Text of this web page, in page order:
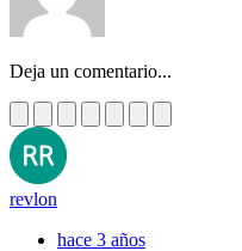
Deja un comentario...
revlon
hace 3 años